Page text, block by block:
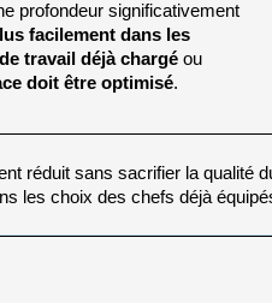
profondeur significativement
facilement dans les
travail déjà chargé ou
doit être optimisé.
réduit sans sacrifier la qualité
les choix des chefs déjà